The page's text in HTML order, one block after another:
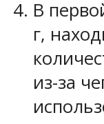
В
г,
из-за